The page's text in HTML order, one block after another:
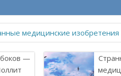
медицинские изобретения
—